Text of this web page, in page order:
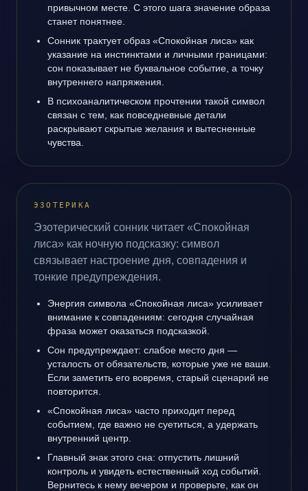
привычном месте. С этого шага значение образа
станет понятнее.
Сонник трактует образ «Спокойная лиса» как
указание на инстинктами и личными границами:
сон показывает не буквальное событие, а точку
внутреннего напряжения.
В психоаналитическом прочтении такой символ
связан с тем, как повседневные детали
раскрывают скрытые желания и вытесненные
чувства.
ЭЗОТЕРИКА
Эзотерический сонник читает «Спокойная
лиса» как ночную подсказку: символ
связывает настроение дня, совпадения и
тонкие предупреждения.
Энергия символа «Спокойная лиса» усиливает
внимание к совпадениям: сегодня случайная
фраза может оказаться подсказкой.
Сон предупреждает: слабое место дня —
усталость от обязательств, которые уже не ваши.
Если заметить его вовремя, старый сценарий не
повторится.
«Спокойная лиса» часто приходит перед
событием, где важно не суетиться, а удержать
внутренний центр.
Главный знак этого сна: отпустить лишний
контроль и увидеть естественный ход событий.
Вернитесь к нему вечером и проверьте, как он